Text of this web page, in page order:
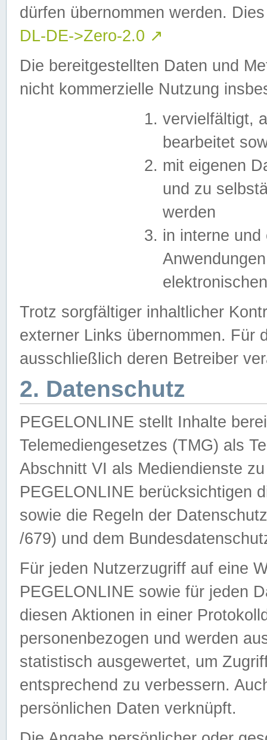
dürfen übernommen werden.
DL-DE->Zero-2.0 ↗
Die bereitgestellten Daten und
nicht kommerzielle Nutzung
vervielfältigt,
bearbeitet
mit eigenen
und zu
werden
in interne
Trotz sorgfältiger inhaltlicher
externer Links übernommen. Für
ausschließlich deren Betreiber
2. Datenschutz
PEGELONLINE stellt Inhalte
Telemediengesetzes (TMG) als
Abschnitt VI als Mediendienste
PEGELONLINE berücksichtigen
sowie die Regeln der
/679) und dem
Für jeden Nutzerzugriff auf eine
PEGELONLINE sowie für jeden
diesen Aktionen in einer
personenbezogen und werden
statistisch ausgewertet, um
entsprechend zu verbessern.
persönlichen Daten verknüpft.